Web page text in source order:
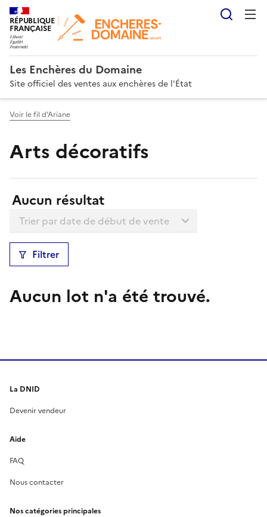
RÉPUBLIQUE
FRANÇAISE
Les Enchères du Domaine
Site officiel des ventes aux enchères de l'État
Voir le fil d'Ariane
Arts décoratifs
Résultats:
Aucun résultat
Trier la liste
Filtrer
Aucun lot n'a été trouvé.
La DNID
Devenir vendeur
Aide
FAQ
Nous contacter
Nos catégories principales